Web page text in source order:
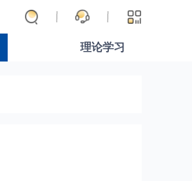
理论学习